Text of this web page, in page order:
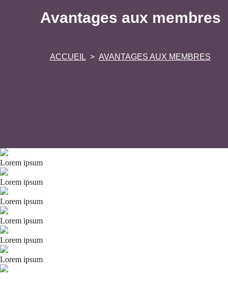
Avantages aux membres
ACCUEIL AVANTAGES AUX MEMBRES
Lorem ipsum
Lorem ipsum
Lorem ipsum
Lorem ipsum
Lorem ipsum
Lorem ipsum